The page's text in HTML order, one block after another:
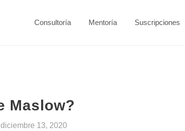
Consultoría Mentoría Suscripciones
Maslow?
diciembre 13, 2020